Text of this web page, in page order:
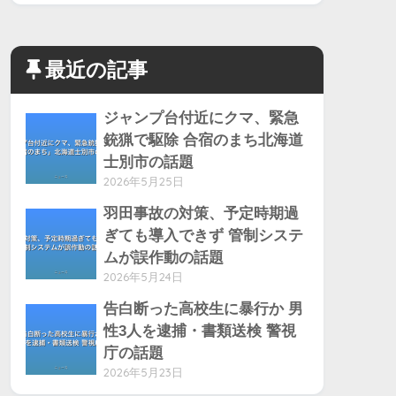
最近の記事
ジャンプ台付近にクマ、緊急
銃猟で駆除 合宿のまち北海道
士別市の話題
2026年5月25日
羽田事故の対策、予定時期過
ぎても導入できず 管制システ
ムが誤作動の話題
2026年5月24日
告白断った高校生に暴行か 男
性3人を逮捕・書類送検 警視
庁の話題
2026年5月23日